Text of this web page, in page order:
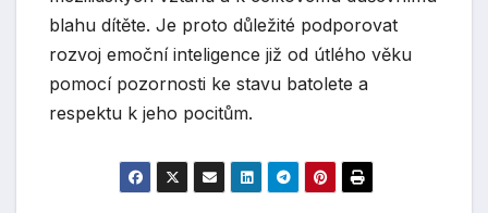
blahu dítěte. Je proto důležité podporovat
rozvoj emoční inteligence již od útlého věku
pomocí pozornosti ke stavu batolete a
respektu k jeho pocitům.